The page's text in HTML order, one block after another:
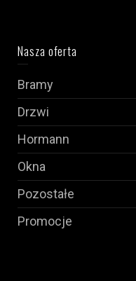
Nasza oferta
Bramy
Drzwi
Hormann
Okna
Pozostałe
Promocje